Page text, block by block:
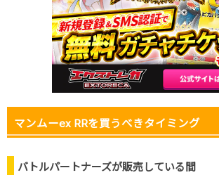
マンムーex RRを買うべきタイミング
バトルパートナーズが販売している間